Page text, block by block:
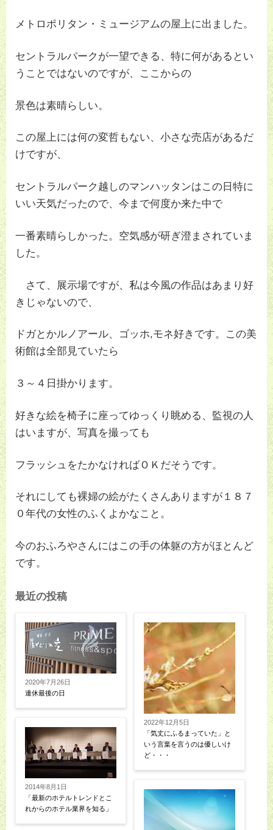
メトロポリタン・ミュージアムの屋上に出ました。
セントラルパークが一望できる、特に何があるとい
うことではないのですが、ここからの
景色は素晴らしい。
この屋上には何の変哲もない、小さな売店があるだ
けですが、
セントラルパーク越しのマンハッタンはこの日特に
いい天気だったので、今まで何度か来た中で
一番素晴らしかった。空気感が研ぎ澄まされていま
した。
さて、展示場ですが、私は今風の作品はあまり好
きじゃないので、
ドガとかルノアール、ゴッホ,モネ好きです。この美
術館は全部見ていたら
３～４日掛かります。
好きな絵を椅子に座ってゆっくり眺める、監視の人
はいますが、写真を撮っても
フラッシュをたかなければＯＫだそうです。
それにしても裸婦の絵がたくさんありますが１８７
０年代の女性のふくよかなこと。
今のおふろやさんにはこの手の体躯の方がほとんど
です。
最近の投稿
2020年7月26日
連休最後の日
2014年8月1日
「最新のホテルトレンドとこ
れからのホテル業界を知る」
2022年12月5日
「気丈にふるまっていた」と
いう言葉を言うのは優しいけ
ど・・・